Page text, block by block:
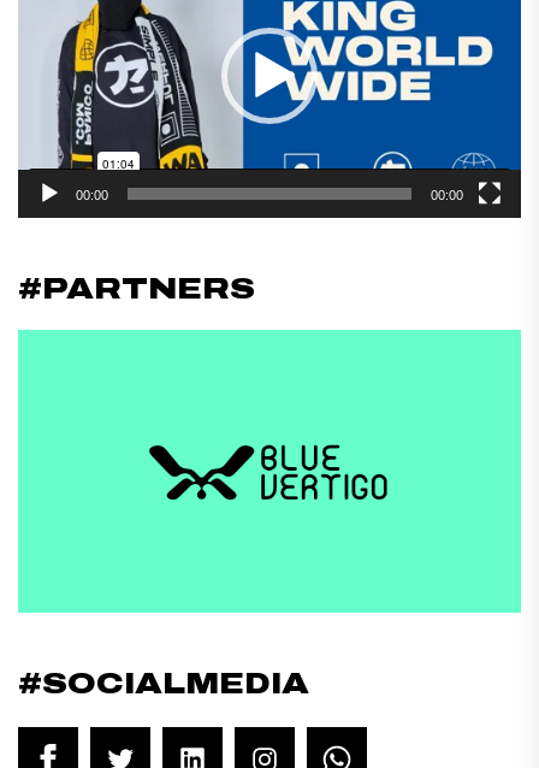
vídeo
00:00 00:00
#PARTNERS
#SOCIALMEDIA
FacebookTwitter LinkedInInstagram